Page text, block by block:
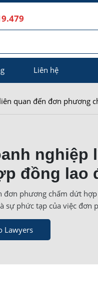
Liên hệ
quan đến đơn phương
nghiệp
đồng lao
phương chấm dứt
sự phức tạp của việc đơn
Lawyers